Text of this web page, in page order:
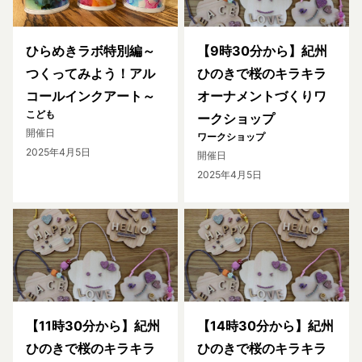
ひらめきラボ特別編～
つくってみよう！アル
コールインクアート～
こども
開催日
2025年4月5日
【9時30分から】紀州
ひのきで桜のキラキラ
オーナメントづくりワ
ークショップ
ワークショップ
開催日
2025年4月5日
【11時30分から】紀州
ひのきで桜のキラキラ
【14時30分から】紀州
ひのきで桜のキラキラ